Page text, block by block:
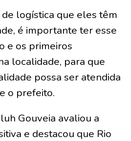
logística que eles têm
é importante ter esse
e os primeiros
localidade, para que
possa ser atendida
o prefeito.
Gouveia avaliou a
e destacou que Rio